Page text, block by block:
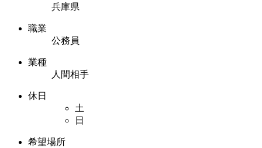
兵庫県
職業
公務員
業種
人間相手
休日
土
日
希望場所